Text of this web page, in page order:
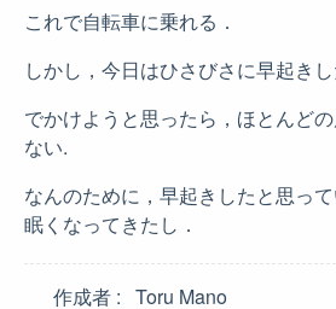
これで自転車に乗れる．
しかし，今日はひさびさに早起き
でかけようと思ったら，ほとんど
ない.
なんのために，早起きしたと思っ
眠くなってきたし．
作成者
Toru Mano